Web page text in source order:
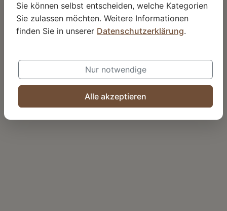
Jetzt probieren
Entdecken Sie unser Sortiment an erstklassigen
Zum Shop
Sie können selbst entscheiden, welche Kategorien
Sie zulassen möchten. Weitere Informationen
finden Sie in unserer Datenschutzerklärung.
Nur notwendige
Alle akzeptieren